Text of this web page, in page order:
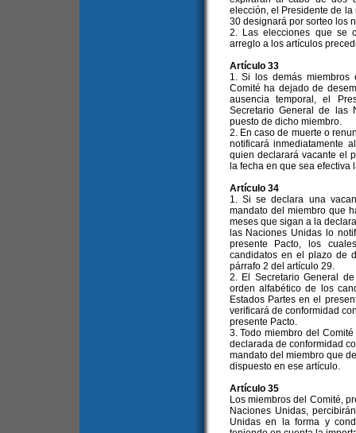
elección, el Presidente de
30 designará por sorteo los
2. Las elecciones que se
arreglo a los artículos
Artículo 33
1. Si los demás miembros
Comité ha dejado de
ausencia temporal, el
Secretario General de las
puesto de dicho miembro.
2. En caso de muerte o
notificará inmediatamente
quien declarará vacante el
la fecha en que sea efectiva
Artículo 34
1. Si se declara una
mandato del miembro que
meses que sigan a la
las Naciones Unidas lo
presente Pacto, los
candidatos en el plazo de
párrafo 2 del artículo 29.
2. El Secretario General
orden alfabético de los
Estados Partes en el
verificará de conformidad
presente Pacto.
3. Todo miembro del
declarada de conformidad
mandato del miembro que
dispuesto en ese artículo.
Artículo 35
Los miembros del Comité,
Naciones Unidas,
Unidas en la forma y